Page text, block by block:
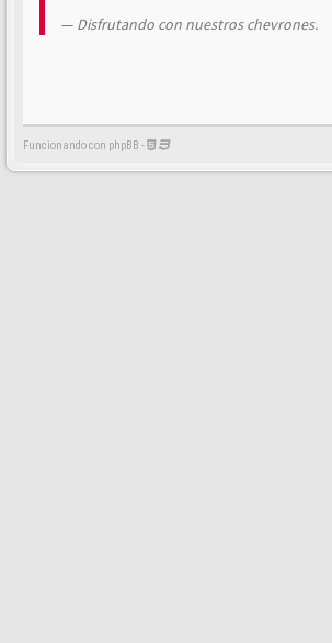
Disfrutando con nuestros chevrones.
Funcionando con phpBB -